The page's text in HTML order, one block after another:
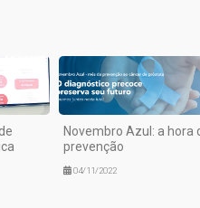
Novembro Azul: a hora
prevenção
04/11/2022